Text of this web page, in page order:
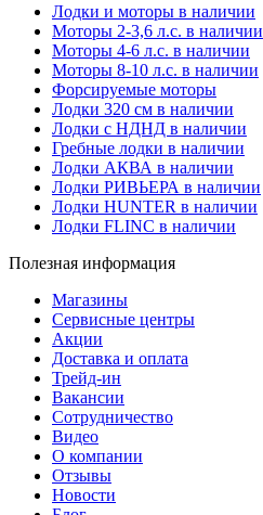
Лодки и моторы в наличии
Моторы 2-3,6 л.с. в наличии
Моторы 4-6 л.с. в наличии
Моторы 8-10 л.с. в наличии
Форсируемые моторы
Лодки 320 см в наличии
Лодки с НДНД в наличии
Гребные лодки в наличии
Лодки АКВА в наличии
Лодки РИВЬЕРА в наличии
Лодки HUNTER в наличии
Лодки FLINC в наличии
Полезная информация
Магазины
Сервисные центры
Акции
Доставка и оплата
Трейд-ин
Вакансии
Сотрудничество
Видео
О компании
Отзывы
Новости